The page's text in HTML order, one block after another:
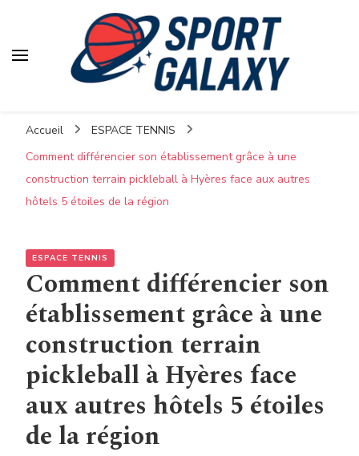
Accueil
ESPACE TENNIS
Comment différencier son établissement grâce à une
construction terrain pickleball à Hyères face aux autres
hôtels 5 étoiles de la région
ESPACE TENNIS
Comment différencier son
établissement grâce à une
construction terrain
pickleball à Hyères face
aux autres hôtels 5 étoiles
de la région